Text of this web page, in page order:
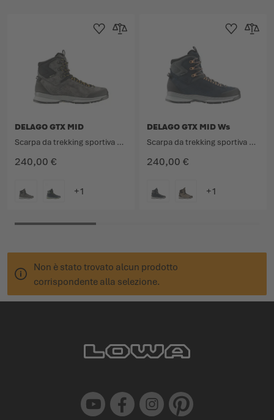
240,00 €
DELAGO GTX MID
Scarpa da trekking sportiva con qualità da avvicinamento.
Aggiungi alla Lista dei Desideri
Aggiungi al confronto
240,00 €
DELAGO GTX MID Ws
Scarpa da trekking sportiva con qualità da avvicinamento.
Aggiungi alla
Non è stato trovato alcun prodotto
corrispondente alla selezione.
Youtube Facebook Instagram Pinterest